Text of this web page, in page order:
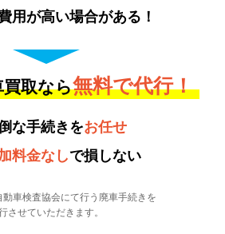
用が高い場合がある！
取なら無料で代行！
な手続きをお任せ
料金なしで損しない
車検査協会にて行う廃車手続きを
させていただきます。